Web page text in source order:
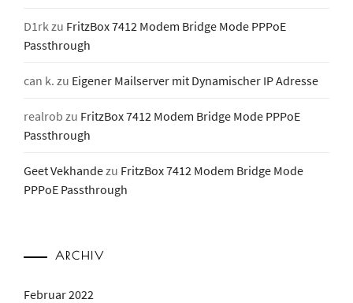
D1rkzu FritzBox 7412 Modem Bridge Mode PPPoE
Passthrough
can k. zu Eigener Mailserver mit Dynamischer IP Adresse
realrob zu FritzBox 7412 Modem Bridge Mode PPPoE
Passthrough
Geet Vekhandezu FritzBox 7412 Modem Bridge Mode
PPPoE Passthrough
ARCHIV
Februar 2022